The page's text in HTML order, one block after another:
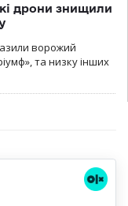
дрони знищили
ворожий
та низку інших